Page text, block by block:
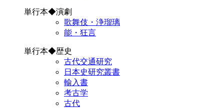
単行本◆演劇
歌舞伎・浄瑠璃
能・狂言
単行本◆歴史
古代交通研究
日本史研究叢書
輸入書
考古学
古代